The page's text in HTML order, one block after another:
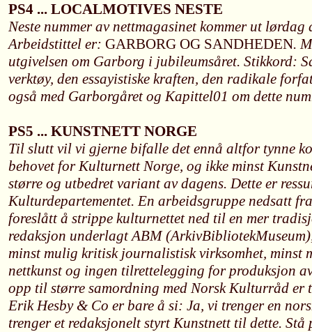
PS4 ... LOCALMOTIVES NESTE
Neste nummer av nettmagasinet kommer ut lørdag
Arbeidstittel er: GARBORG OG SANDHEDEN.
utgivelsen om Garborg i jubileumsåret. Stikkord:
verktøy, den essayistiske kraften, den radikale
også med Garborgåret og Kapittel01 om dette
PS5 ... KUNSTNETT NORGE
Til slutt vil vi gjerne bifalle det ennå altfor tynne
behovet for Kulturnett Norge, og ikke minst
større og utbedret variant av dagens. Dette er
Kulturdepartementet. En arbeidsgruppe nedsatt
foreslått å strippe kulturnettet ned til en mer
redaksjon underlagt ABM
minst mulig kritisk journalistisk virksomhet, minst
nettkunst og ingen tilrettelegging for produksjon
opp til større samordning med Norsk Kulturråd
Erik Hesby & Co er bare å si: Ja, vi trenger en
trenger et redaksjonelt styrt Kunstnett til dette. Stå